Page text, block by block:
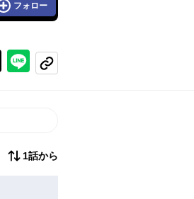
フォロー
Xで投稿するラインでシェアする
コピーする
1話から